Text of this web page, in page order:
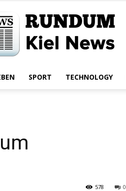
SPORT TECHNOLOGY
0
578